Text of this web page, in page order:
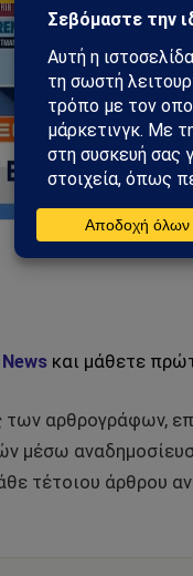
και μάθετε
των αρθρογράφων,
μέσω
τέτοιου άρθρου